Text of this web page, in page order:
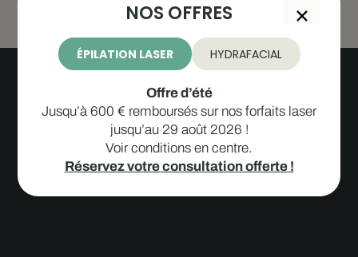
NOS OFFRES
ÉPILATION LASER HYDRAFACIAL
Offre d’été
Jusqu’à 600 € remboursés sur nos forfaits laser
jusqu’au 29 août 2026 !
Voir conditions en centre.
Réservez votre consultation offerte !